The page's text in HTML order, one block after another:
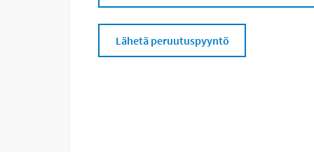
Lähetä peruutuspyyntö